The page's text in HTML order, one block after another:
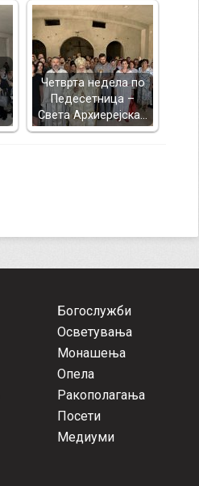
Четврта недела по
Педесетница –
Света Архиерејска…
Богослужби
Осветувања
Монашења
Опела
Ракополагања
Посети
Медиуми